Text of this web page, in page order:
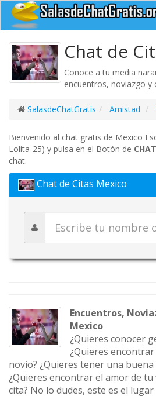
Chat de
Conoce a tu media
encuentros, noviazgo y
SalasdeChatGratis Amistad
Bienvenido al chat gratis de Mexico
Lolita-25) y pulsa en el Botón de
chat.
Chat de Citas Mexico
Encuentros,
Mexico
¿Quieres conocer
¿Quieres
novio? ¿Quieres tener una buena
¿Quieres encontrar el amor de tu
cita? No lo dudes, este es el